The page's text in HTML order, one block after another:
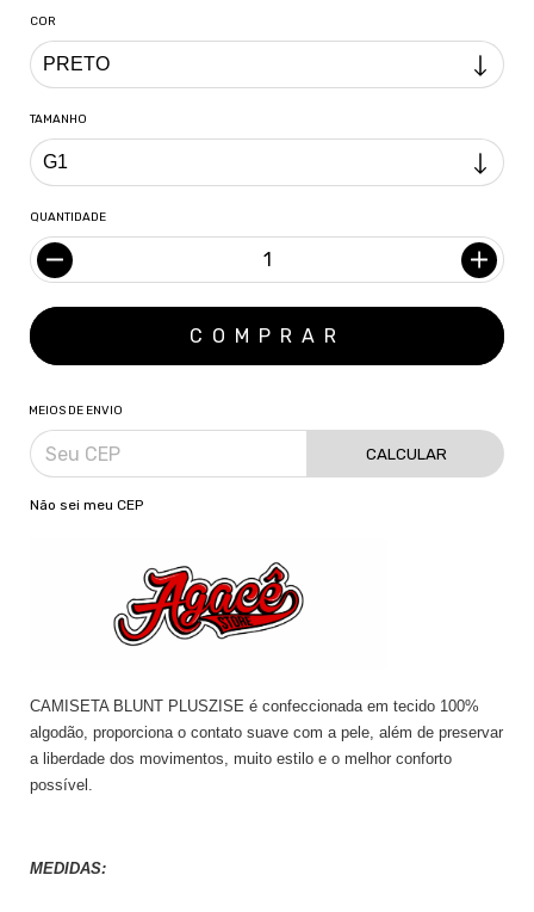
COR
TAMANHO
QUANTIDADE
MEIOS DE ENVIO
CALCULAR
Não sei meu CEP
CAMISETA BLUNT PLUSZISE é confeccionada em tecido 100%
algodão, proporciona o contato suave com a pele, além de preservar
a liberdade dos movimentos, muito estilo e o melhor conforto
possível.
MEDIDAS: